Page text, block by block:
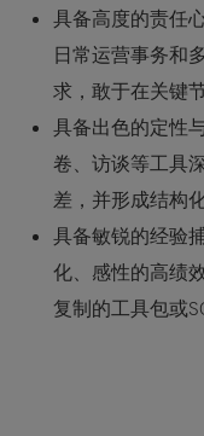
具备高度的责任
日常运营事务和
求，敢于在关键
具备出色的定性
卷、访谈等工具
差，并形成结构
具备敏锐的经验
化、感性的高绩
复制的工具包或